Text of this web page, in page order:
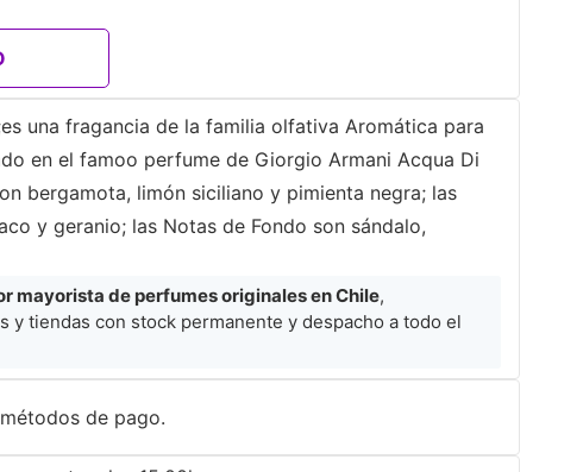
una fragancia de la familia olfativa Aromática para
en el famoo perfume de Giorgio Armani Acqua Di
bergamota, limón siciliano y pimienta negra; las
y geranio; las Notas de Fondo son sándalo,
mayorista de perfumes originales en Chile,
y tiendas con stock permanente y despacho a todo el
de pago.